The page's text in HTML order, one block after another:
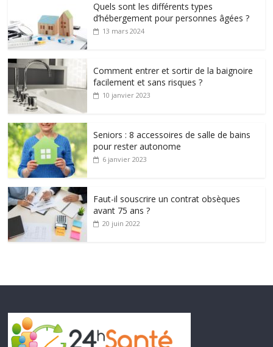
Quels sont les différents types
d’hébergement pour personnes âgées ?
13 mars 2024
Comment entrer et sortir de la baignoire
facilement et sans risques ?
10 janvier 2023
Seniors : 8 accessoires de salle de bains
pour rester autonome
6 janvier 2023
Faut-il souscrire un contrat obsèques
avant 75 ans ?
20 juin 2022